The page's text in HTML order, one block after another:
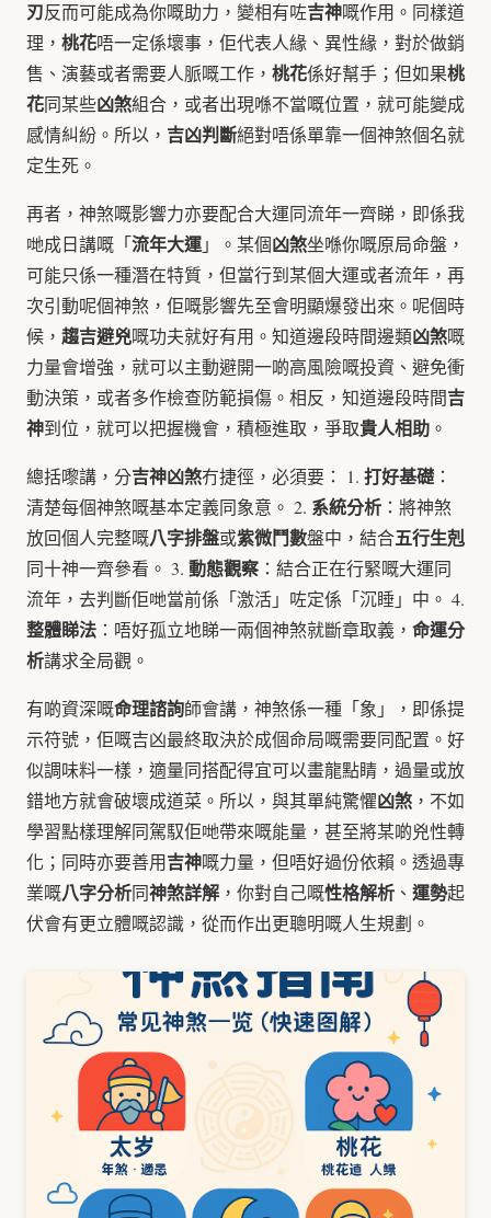
刃反而可能成為你嘅助力，變相有咗吉神嘅作用。同樣道
理， 桃花唔一定係壞事，佢代表人緣、異性緣，對於做銷
售、演藝或者需要人脈嘅工作， 桃花係好幫手；但如果桃
花同某些凶煞組合，或者出現喺不當嘅位置，就可能變成
感情糾紛。所以， 吉凶判斷絕對唔係單靠一個神煞個名就
定生死。
再者，神煞嘅影響力亦要配合大運同流年一齊睇，即係我
哋成日講嘅「流年大運」。某個凶煞坐喺你嘅原局命盤，
可能只係一種潛在特質，但當行到某個大運或者流年，再
次引動呢個神煞，佢嘅影響先至會明顯爆發出來。呢個時
候， 趨吉避兇嘅功夫就好有用。知道邊段時間邊類凶煞嘅
力量會增強，就可以主動避開一啲高風險嘅投資、避免衝
動決策，或者多作檢查防範損傷。相反，知道邊段時間吉
神到位，就可以把握機會，積極進取，爭取貴人相助 。
總括嚟講，分吉神凶煞冇捷徑，必須要： 1. 打好基礎 ：
清楚每個神煞嘅基本定義同象意。 2. 系統分析 ：將神煞
放回個人完整嘅八字排盤或紫微鬥數盤中，結合五行生剋
同十神一齊參看。 3. 動態觀察 ：結合正在行緊嘅大運同
流年，去判斷佢哋當前係「激活」咗定係「沉睡」中。 4.
整體睇法 ：唔好孤立地睇一兩個神煞就斷章取義， 命運分
析講求全局觀。
有啲資深嘅命理諮詢師會講，神煞係一種「象」，即係提
示符號，佢嘅吉凶最終取決於成個命局嘅需要同配置。好
似調味料一樣，適量同搭配得宜可以畫龍點睛，過量或放
錯地方就會破壞成道菜。所以，與其單純驚懼凶煞 ，不如
學習點樣理解同駕馭佢哋帶來嘅能量，甚至將某啲兇性轉
化；同時亦要善用吉神嘅力量，但唔好過份依賴。透過專
業嘅八字分析同神煞詳解 ，你對自己嘅性格解析 、 運勢起
伏會有更立體嘅認識，從而作出更聰明嘅人生規劃。